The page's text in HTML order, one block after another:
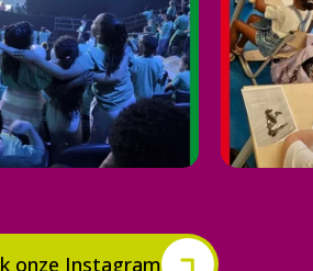
onze Instagram